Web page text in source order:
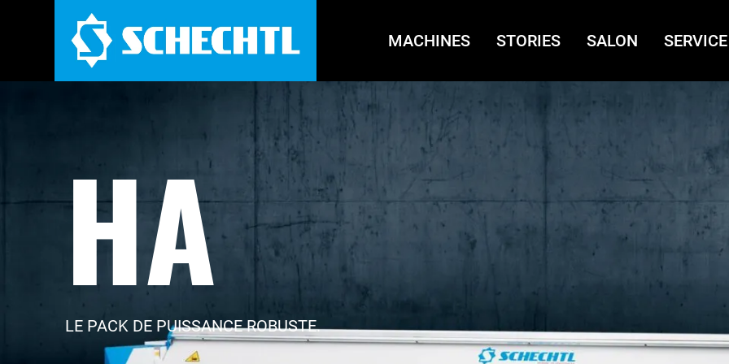
MACHINES STORIES SALON SERVICE
HA
LE PACK DE PUISSANCE ROBUSTE.